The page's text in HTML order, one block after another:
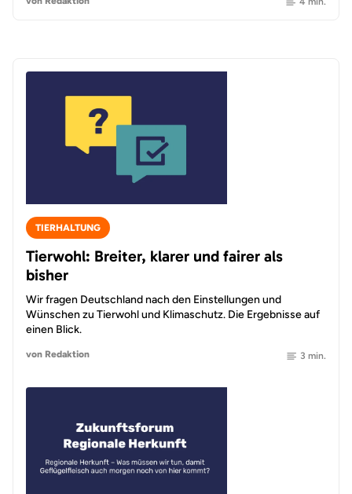
TIERHALTUNG
Tierwohl: Breiter, klarer und fairer als
bisher
Wir fragen Deutschland nach den Einstellungen und
Wünschen zu Tierwohl und Klimaschutz. Die Ergebnisse auf
einen Blick.
von Redaktion 3 min.